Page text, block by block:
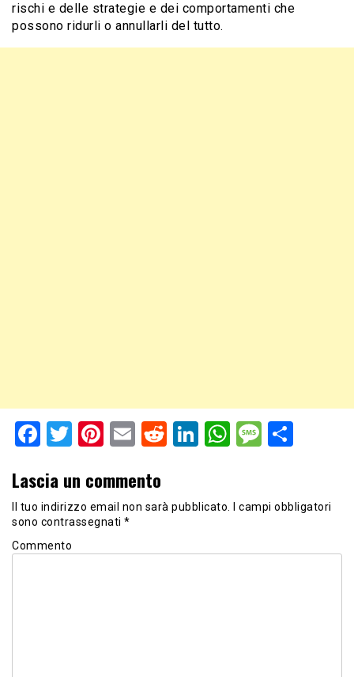
rischi e delle strategie e dei comportamenti che
possono ridurli o annullarli del tutto.
Facebook
TwitterPinterest
EmailRedditLinkedIn
WhatsApp
Lascia un commento
Il tuo indirizzo email non sarà pubblicato.
I campi obbligatori
sono contrassegnati *
Commento